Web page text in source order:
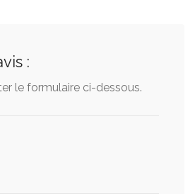
:
le formulaire ci-dessous.